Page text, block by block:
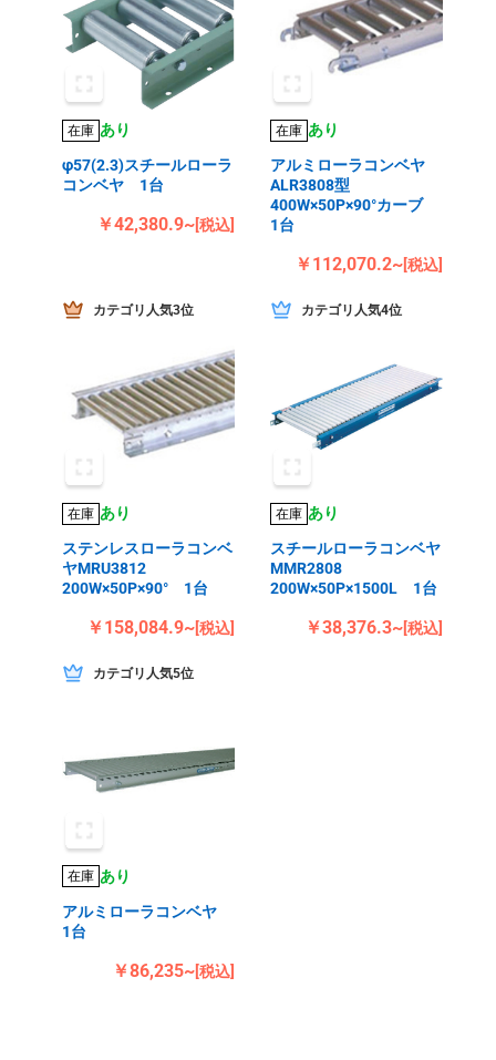
在庫 あり
φ57(2.3)スチールローラ
コンベヤ 1台
￥42,380.9~[税込]
在庫 あり
アルミローラコンベヤ
ALR3808型
400W×50P×90°カーブ
1台
￥112,070.2~[税込]
カテゴリ人気3位
在庫 あり
ステンレスローラコンベ
ヤMRU3812
200W×50P×90° 1台
￥158,084.9~[税込]
カテゴリ人気4位
在庫 あり
スチールローラコンベヤ
MMR2808
200W×50P×1500L 1台
￥38,376.3~[税込]
カテゴリ人気5位
在庫 あり
アルミローラコンベヤ
1台
￥86,235~[税込]